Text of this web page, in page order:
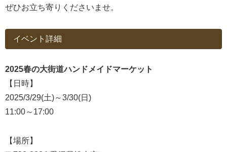
ぜひお立ち寄りくださいませ。
イベント詳細
2025春の大街道ハンドメイドマーケット
【日時】
2025/3/29(土)～3/30(日)
11:00～17:00
【場所】